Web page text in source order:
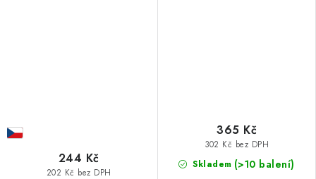
202 Kč bez DPH
244 Kč Skladem (>10 balení)
302 Kč bez DPH
365 Kč